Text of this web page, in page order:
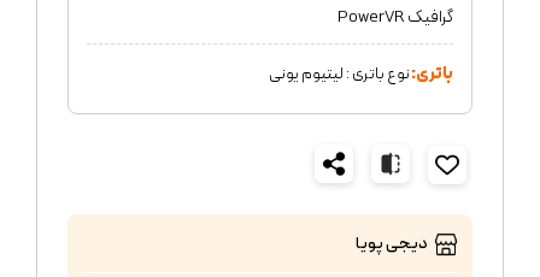
گرافیک PowerVR
باتری:نوع باتری : لیتیوم یونی
دیجی پویا